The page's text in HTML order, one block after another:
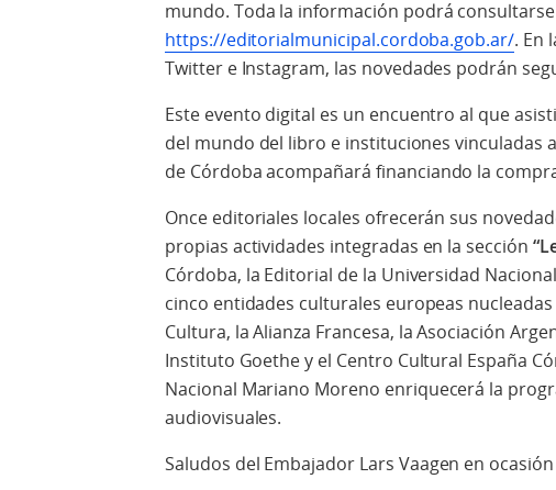
mundo. Toda la información podrá
https://editorialmunicipal.cordoba.gob.ar/. En
Twitter e Instagram, las novedades podrán
Este evento digital es un encuentro al que
del mundo del libro e instituciones vinculadas
de Córdoba acompañará financiando la
Once editoriales locales ofrecerán sus
propias actividades integradas en la sección
Córdoba, la Editorial de la Universidad Nacional
cinco entidades culturales europeas
Cultura, la Alianza Francesa, la Asociación
Instituto Goethe y el Centro Cultural España
Nacional Mariano Moreno enriquecerá la
audiovisuales.
Saludos del Embajador Lars Vaagen en